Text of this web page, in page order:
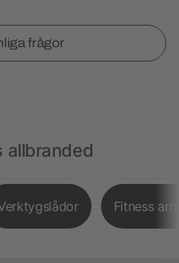
frågor
allbranded
Fitness